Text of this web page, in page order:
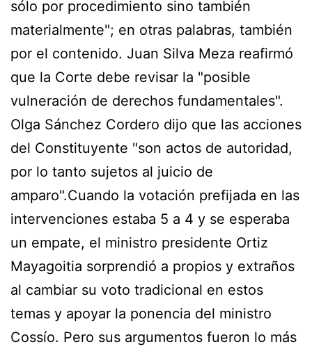
sólo por procedimiento sino también
materialmente"; en otras palabras, también
por el contenido. Juan Silva Meza reafirmó
que la Corte debe revisar la "posible
vulneración de derechos fundamentales".
Olga Sánchez Cordero dijo que las acciones
del Constituyente "son actos de autoridad,
por lo tanto sujetos al juicio de
amparo".Cuando la votación prefijada en las
intervenciones estaba 5 a 4 y se esperaba
un empate, el ministro presidente Ortiz
Mayagoitia sorprendió a propios y extraños
al cambiar su voto tradicional en estos
temas y apoyar la ponencia del ministro
Cossío. Pero sus argumentos fueron lo más